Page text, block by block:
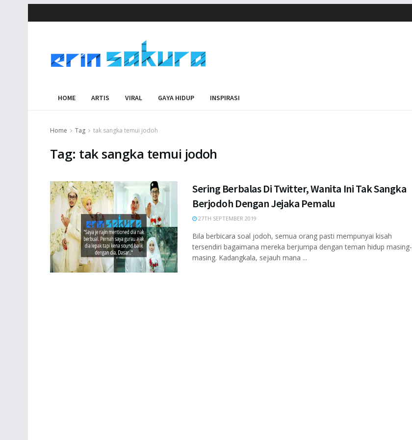
HOME ARTIS VIRAL GAYA HIDUP INSPIRASI
Home Tag tak sangka temui jodoh
Tag: tak sangka temui jodoh
Sering Berbalas Di Twitter, Wanita Ini Tak Sangka
Berjodoh Dengan Jejaka Pemalu
27TH SEPTEMBER 2019
Bila berbicara soal jodoh, semua orang pasti mempunyai kisah
tersendiri bagaimana mereka berjumpa dengan teman hidup masing-
masing. Kadangkala, sejauh mana ...